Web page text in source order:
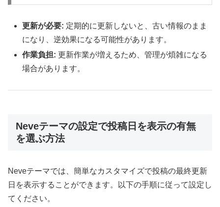
更新が必要: 定期的に更新しないと、古い情報のまま
になり、逆効果になる可能性があります。
作業負担: 更新作業が増えるため、管理が煩雑になる
場合があります。
Neveテーマの設定で投稿日を表示の有無
を選ぶ方法
Neveテーマでは、簡単なカスタマイズで投稿の最終更新
日を表示することができます。以下の手順に従って設定し
てください。